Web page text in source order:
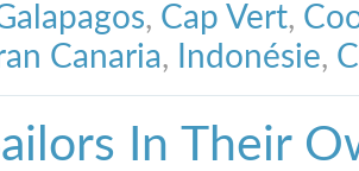
, Cap Vert,
Canaria, Indonésie,
In Their